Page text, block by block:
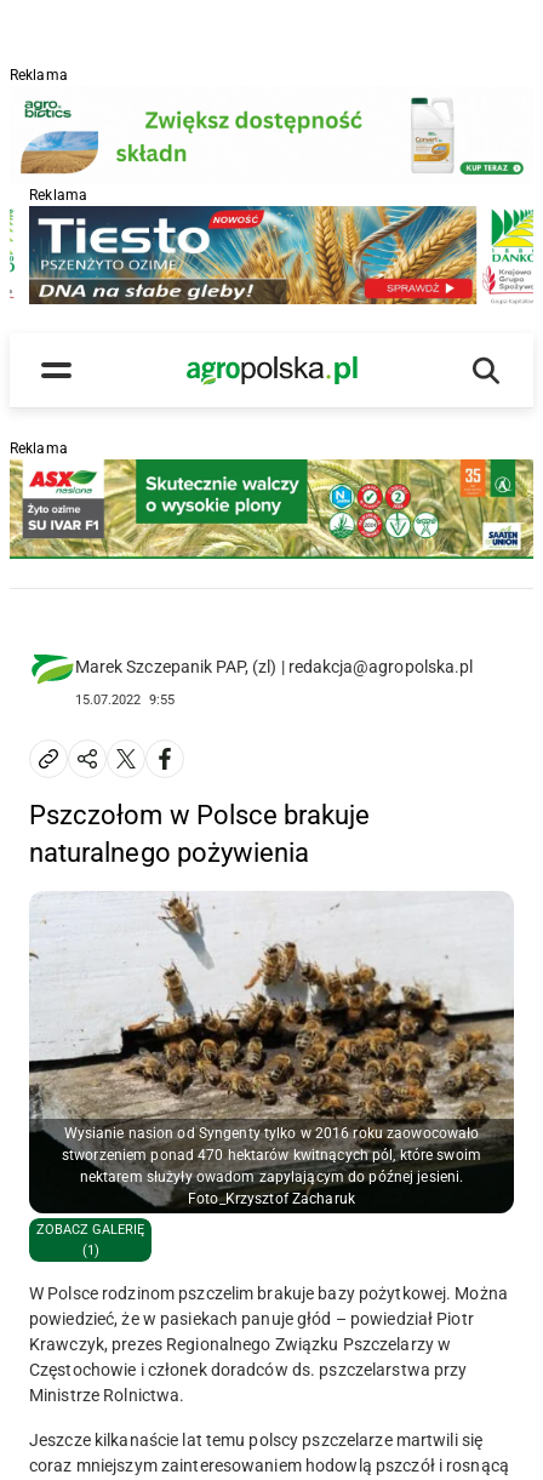
Reklama
Reklama
Menu
Main Logo
Reklama
Marek Szczepanik PAP, (zl) | redakcja@agropolska.pl
15.07.2022 9:55
Pszczołom w Polsce brakuje
naturalnego pożywienia
Wysianie nasion od Syngenty tylko w 2016 roku zaowocowało
stworzeniem ponad 470 hektarów kwitnących pól, które swoim
nektarem służyły owadom zapylającym do późnej jesieni.
Foto_Krzysztof Zacharuk
ZOBACZ GALERIĘ
(1)
W Polsce rodzinom pszczelim brakuje bazy pożytkowej. Można
powiedzieć, że w pasiekach panuje głód – powiedział Piotr
Krawczyk, prezes Regionalnego Związku Pszczelarzy w
Częstochowie i członek doradców ds. pszczelarstwa przy
Ministrze Rolnictwa.
Jeszcze kilkanaście lat temu polscy pszczelarze martwili się
coraz mniejszym zainteresowaniem hodowlą pszczół i rosnącą